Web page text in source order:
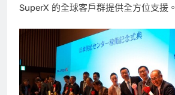
SuperX 的全球客戶群提供全方位支援。